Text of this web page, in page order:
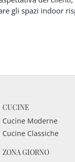
gli spazi indoor
CUCINE
Cucine Moderne
Cucine Classiche
ZONA GIORNO